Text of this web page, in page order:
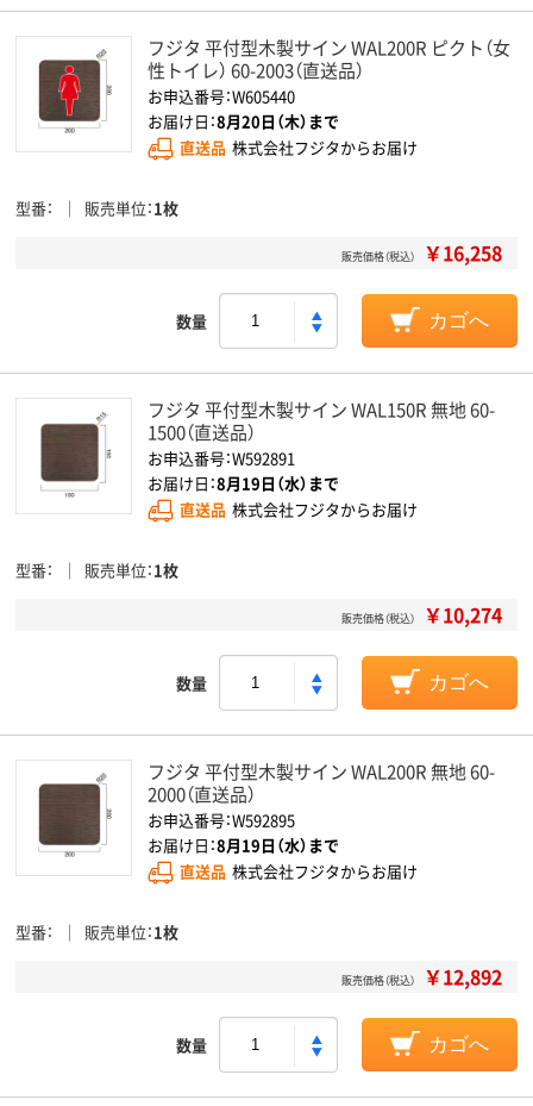
フジタ 平付型木製サイン WAL200R ピクト（女
性トイレ） 60-2003（直送品）
お申込番号：W605440
お届け日：8月20日（木）まで
直送品 株式会社フジタからお届け
型番 販売単位 1枚
販売価格（税込） ￥16,258
数量 カゴへ
フジタ 平付型木製サイン WAL150R 無地 60-
1500（直送品）
お申込番号：W592891
お届け日：8月19日（水）まで
直送品 株式会社フジタからお届け
型番 販売単位 1枚
販売価格（税込） ￥10,274
数量 カゴへ
フジタ 平付型木製サイン WAL200R 無地 60-
2000（直送品）
お申込番号：W592895
お届け日：8月19日（水）まで
直送品 株式会社フジタからお届け
型番 販売単位 1枚
販売価格（税込） ￥12,892
数量 カゴへ